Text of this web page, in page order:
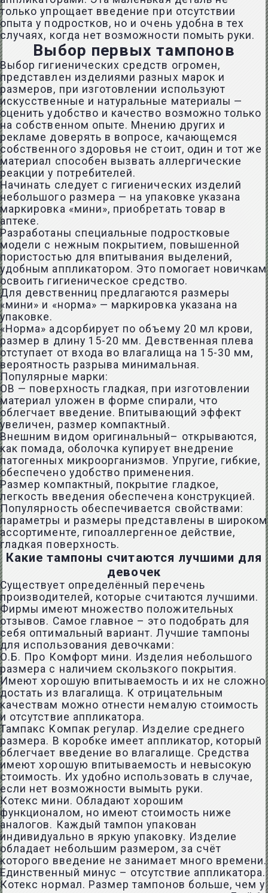
только упрощает введение при отсутствии
опыта у подростков, но и очень удобна в тех
случаях, когда нет возможности помыть руки.
Выбор первых тампонов
Выбор гигиенических средств огромен,
представлен изделиями разных марок и
размеров, при изготовлении используют
искусственные и натуральные материалы —
оценить удобство и качество возможно только
на собственном опыте. Мнению других и
рекламе доверять в вопросе, качающемся
собственного здоровья не стоит, один и тот же
материал способен вызвать аллергические
реакции у потребителей.
Начинать следует с гигиенических изделий
небольшого размера — на упаковке указана
маркировка «мини», приобретать товар в
аптеке.
Разработаны специальные подростковые
модели с нежным покрытием, повышенной
пористостью для впитывания выделений,
удобным аппликатором. Это помогает новичкам
освоить гигиеническое средство.
Для девственниц предлагаются размеры
«мини» и «норма» — маркировка указана на
упаковке.
«Норма» адсорбирует по объему 20 мл крови,
размер в длину 15-20 мм. Девственная плева
отступает от входа во влагалища на 15-30 мм,
вероятность разрыва минимальная.
Популярные марки:
ОВ — поверхность гладкая, при изготовлении
материал уложен в форме спирали, что
облегчает введение. Впитывающий эффект
увеличен, размер компактный.
Внешним видом оригинальный– открываются,
как помада, оболочка купирует внедрение
патогенных микроорганизмов. Упругие, гибкие,
обеспечено удобство применения.
Размер компактный, покрытие гладкое,
легкость введения обеспечена конструкцией.
Популярность обеспечивается свойствами:
параметры и размеры представлены в широком
ассортименте, гипоаллергенное действие,
гладкая поверхность.
Какие тампоны считаются лучшими для
девочек
Существует определённый перечень
производителей, которые считаются лучшими.
Фирмы имеют множество положительных
отзывов. Самое главное – это подобрать для
себя оптимальный вариант. Лучшие тампоны
для использования девочками:
О.Б. Про Комфорт мини. Изделия небольшого
размера с наличием скользкого покрытия.
Имеют хорошую впитываемость и их не сложно
достать из влагалища. К отрицательным
качествам можно отнести немалую стоимость
и отсутствие аппликатора.
Тампакс Компак регулар. Изделие среднего
размера. В коробке имеет аппликатор, который
облегчает введение во влагалище. Средства
имеют хорошую впитываемость и невысокую
стоимость. Их удобно использовать в случае,
если нет возможности вымыть руки.
Котекс мини. Обладают хорошим
функционалом, но имеют стоимость ниже
аналогов. Каждый тампон упакован
индивидуально в яркую упаковку. Изделие
обладает небольшим размером, за счёт
которого введение не занимает много времени.
Единственный минус – отсутствие аппликатора.
Котекс нормал. Размер тампонов больше, чем у